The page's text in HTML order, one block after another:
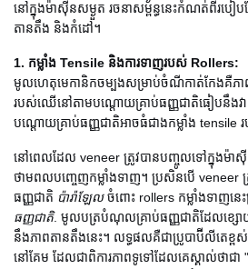
នៅក្នុងម៉ាស៊ីនសម្ងួត រចនាសម្ព័ន្ធនេះកំណត់ពីរបៀ
តានតឹង និងកំដៅ។
1. កម្លាំង Tensile និងការទាញរបស់ Rollers:
មូលហេតុមេកានិកចម្បងសម្រាប់ចំណីកាត់កែងគឺភាព
របស់ឈើនៅតាមបណ្តោយគ្រាប់ធញ្ញជាតិធៀបនឹងវា
បណ្តោយគ្រាប់ធញ្ញជាតិអាចធំជាងកម្លាំង tensile
នៅពេលដែល veneer ត្រូវបានបញ្ចូលទៅក្នុងម៉ា
ថាមពលបញ្ចេញកម្លាំងទាញ។ ប្រសិនបើ veneer
ធញ្ញជាតិ ប៉ារ៉ាឡែលចំពោះ rollers កម្លាំងទាញនេះ
ធញ្ញជាតិ. មូលបត្របំណុលគ្រាប់ធញ្ញជាតិដែលខ្សោ
នឹងភាពតានតឹងនេះ។ លទ្ធផលគឺជាប្រូបាប៊ីលីតេខ្ពស់
នៅគែម ដែលជាពិការភាពទូទៅដែលគេស្គាល់ថាជា